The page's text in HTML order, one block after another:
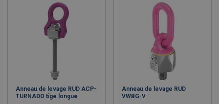
Anneau de levage RUD ACP-
TURNADO tige longue
Anneau de levage RUD
VWBG-V